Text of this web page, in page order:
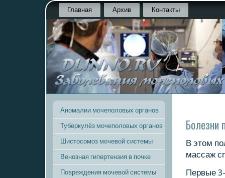
Главная Архив Контакты
Аномалии мочеполовых органов
Туберкулёз мочеполовых органов
Шистосомоз мочевой системы
Венозная гипертензия в почке
Повреждения мочевой системы
Болезни
В этом
массаж
Первые